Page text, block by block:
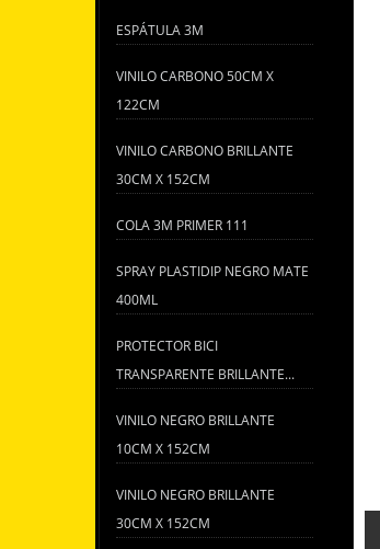
ESPÁTULA 3M
VINILO CARBONO 50CM X
122CM
VINILO CARBONO BRILLANTE
30CM X 152CM
COLA 3M PRIMER 111
SPRAY PLASTIDIP NEGRO MATE
400ML
PROTECTOR BICI
TRANSPARENTE BRILLANTE...
VINILO NEGRO BRILLANTE
10CM X 152CM
VINILO NEGRO BRILLANTE
30CM X 152CM